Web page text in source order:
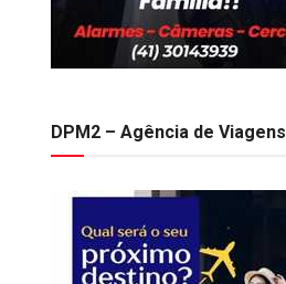
DPM2 – Agência de Viagens